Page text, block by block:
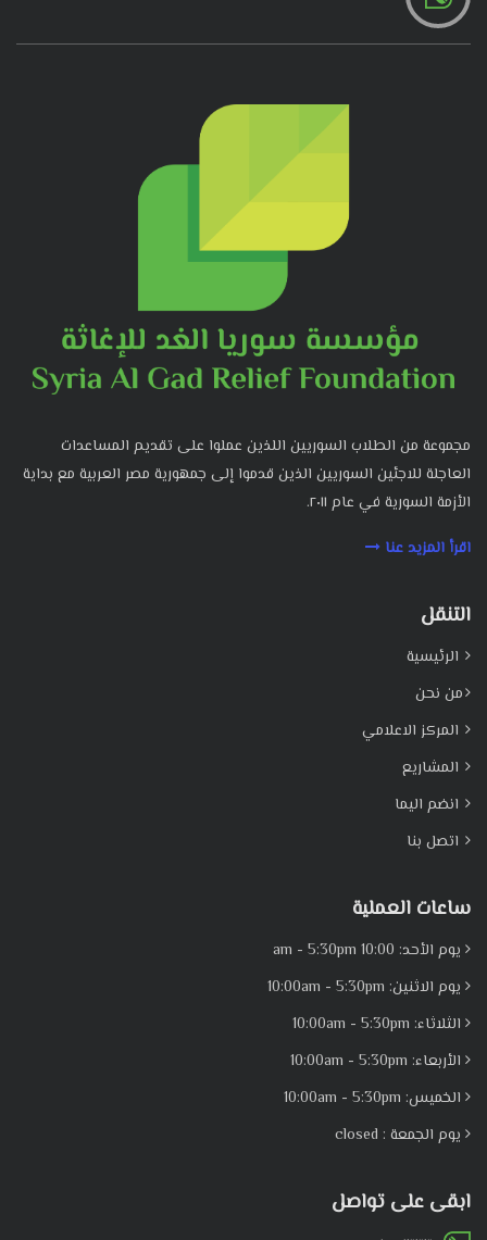
مجموعة من الطلاب السوريين اللذين عملوا على تقديم المساعدات
العاجلة للاجئين السوريين الذين قدموا إلى جمهورية مصر العربية مع بداية
الأزمة السورية في عام ٢٠١١.
اقرأ المزيد عنا
التنقل
الرئيسية
من نحن
المركز الاعلامي
المشاريع
انضم اليما
اتصل بنا
ساعات العملية
يوم الأحد: 10:00 am - 5:30pm
يوم الاثنين: 10:00am - 5:30pm
الثلاثاء: 10:00am - 5:30pm
الأربعاء: 10:00am - 5:30pm
الخميس: 10:00am - 5:30pm
يوم الجمعة : closed
ابقى على تواصل